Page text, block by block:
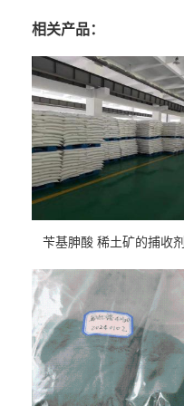
相关产品：
苄基胂酸 稀土矿的捕收剂